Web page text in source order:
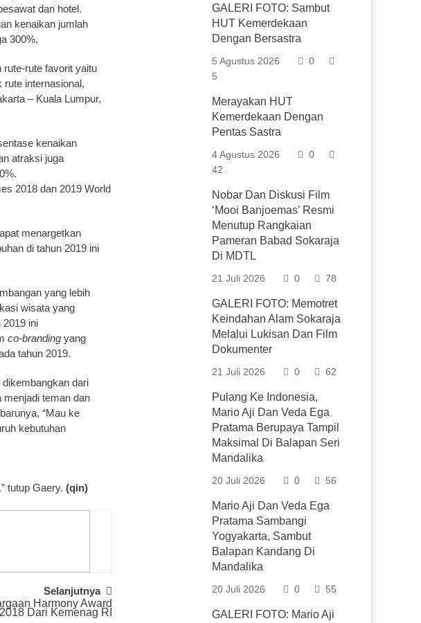
dan hotel.
kenaikan jumlah
300%.
rute-rute favorit yaitu
internasional,
– Kuala Lumpur,
kenaikan
atraksi juga
2018 dan 2019 World
menargetkan
di tahun 2019 ini
yang lebih
wisata yang
2019 ini
co-branding yang
tahun 2019.
dari
menjadi teman dan
barunya, “Mau ke
kebutuhan
tutup Gaery. (qin)
Selanjutnya
Harmony Award
2018 Dari Kemenag RI
GALERI FOTO: Sambut
HUT Kemerdekaan
Dengan Bersastra
5 Agustus 2026
0
5
Merayakan HUT
Kemerdekaan Dengan
Pentas Sastra
4 Agustus 2026
0
42
Nobar Dan Diskusi Film
‘Mooi Banjoemas’ Resmi
Menutup Rangkaian
Pameran Babad Sokaraja
Di MDTL
21 Juli 2026 0 78
GALERI FOTO: Memotret
Keindahan Alam Sokaraja
Melalui Lukisan Dan Film
Dokumenter
21 Juli 2026 0 62
Pulang Ke Indonesia,
Mario Aji Dan Veda Ega
Pratama Berupaya Tampil
Maksimal Di Balapan Seri
Mandalika
20 Juli 2026 0 56
Mario Aji Dan Veda Ega
Pratama Sambangi
Yogyakarta, Sambut
Balapan Kandang Di
Mandalika
20 Juli 2026 0 55
GALERI FOTO: Mario Aji